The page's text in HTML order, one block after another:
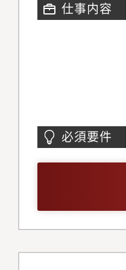
仕事内容
必須要件